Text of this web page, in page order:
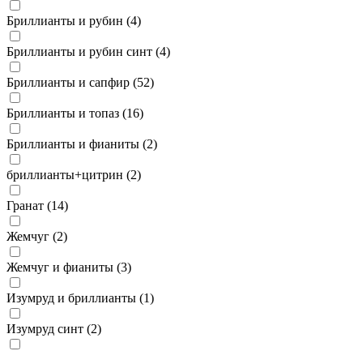
Бриллианты и рубин (4)
Бриллианты и рубин синт (4)
Бриллианты и сапфир (52)
Бриллианты и топаз (16)
Бриллианты и фианиты (2)
бриллианты+цитрин (2)
Гранат (14)
Жемчуг (2)
Жемчуг и фианиты (3)
Изумруд и бриллианты (1)
Изумруд синт (2)